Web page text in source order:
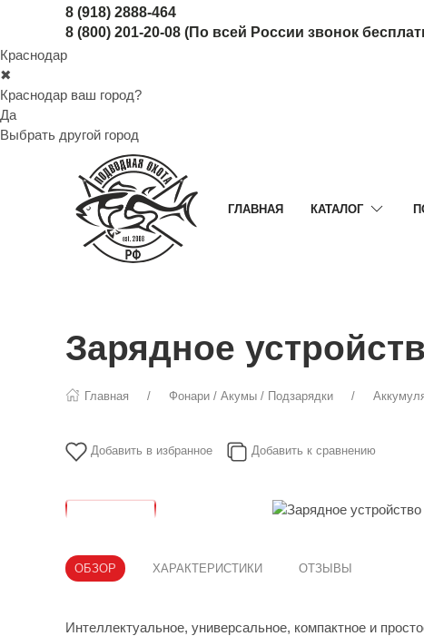
8 (918) 2888-464
8 (800) 201-20-08 (По всей России звонок
Краснодар
✖
Краснодар ваш город?
Да
Выбрать другой город
ГЛАВНАЯ КАТАЛОГ
Зарядное
Главная Фонари / Акумы / Подзарядки
Добавить в избранное Добавить к сравнению
ОБЗОР ХАРАКТЕРИСТИКИ ОТЗЫВЫ
Интеллектуальное, универсальное, компактное и